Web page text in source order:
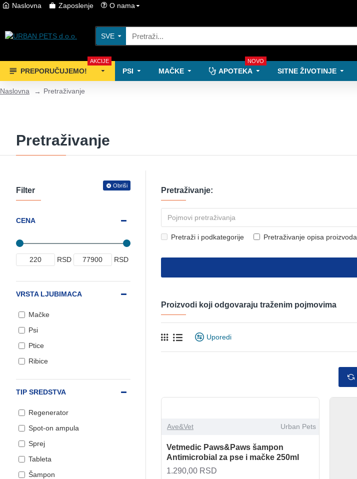
Naslovna Zaposlenje O nama
SVE
PREPORUČUJEMO!
AKCIJE
PSI MAČKE APOTEKA
NOVO
SITNE ŽIVOTINJE
Naslovna Pretraživanje
Pretraživanje
Filter
Obriši
CENA
RSD RSD
VRSTA LJUBIMACA
Mačke
Psi
Ptice
Ribice
TIP SREDSTVA
Regenerator
Spot-on ampula
Sprej
Tableta
Šampon
Pretraživanje:
Pretraži i podkategorije Pretraživanje opisa proizvoda
Proizvodi koji odgovaraju traženim pojmovima
Uporedi
Ave&Vet Urban Pets
Vetmedic Paws&Paws šampon
Antimicrobial za pse i mačke 250ml
1.290,00 RSD